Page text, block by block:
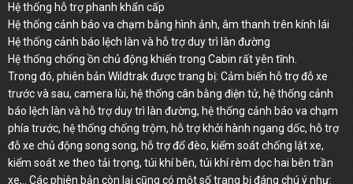
Hệ thống hỗ trợ phanh khẩn cấp
Hệ thống cảnh báo va chạm bằng hình ảnh, âm thanh trên kính lái
Hệ thống cảnh báo lệch làn và hỗ trợ duy trì làn đường
Hệ thống chống ồn chủ động khiến trong Cabin rất yên tĩnh.
Trong đó, phiên bản Wildtrak được trang bị: Cảm biến hỗ trợ đỗ xe
trước và sau, camera lùi, hệ thống cân bằng điện tử, hệ thống cảnh
báo lệch làn và hỗ trợ duy trì làn đường, hệ thống cảnh báo va chạm
phía trước, hệ thống chống trộm, hỗ trợ khởi hành ngang dốc, hỗ trợ
đỗ xe chủ động song song, hỗ trợ đổ đèo, kiểm soát chống lật xe,
kiểm soát xe theo tải trọng, túi khí bên, túi khí rèm dọc hai bên trần
xe,.. Các phiên bản còn lại cũng có một số trang bị đáng chú ý như: